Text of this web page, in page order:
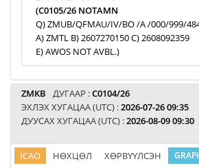
(C0105/26 NOTAMN
Q) ZMUB/QFMAU/IV/BO /A /000/999/
A) ZMTL B) 2607270150 C) 2608092359
E) AWOS NOT AVBL.)
ZMKB ДУГААР :C0104/26
ЭХЛЭХ ХУГАЦАА (UTC) :2026-07-26 09:35
ДУУСАХ ХУГАЦАА (UTC) :2026-08-09 09:30
ICAO НӨХЦӨЛ ХӨРВҮҮЛСЭН